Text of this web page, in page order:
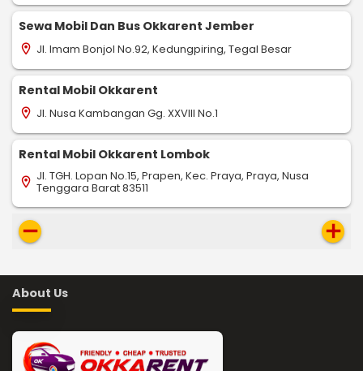
Sewa Mobil Dan Bus Okkarent Jember
location_on Jl. Imam Bonjol No.92, Kedungpiring, Tegal Besar
Rental Mobil Okkarent
location_on Jl. Nusa Kambangan Gg. XXVIII No.1
Rental Mobil Okkarent Lombok
location_on Jl. TGH. Lopan No.15, Prapen, Kec. Praya, Praya, Nusa
Tenggara Barat 83511
remove add
About Us